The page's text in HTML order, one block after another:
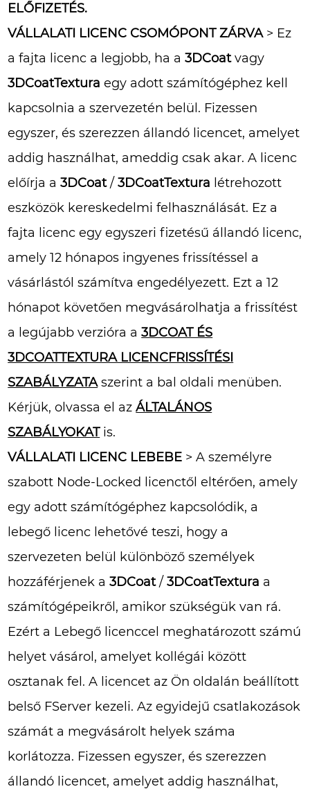
ELŐFIZETÉS.
VÁLLALATI LICENC CSOMÓPONT ZÁRVA> Ez
a fajta licenc a legjobb, ha a3DCoatvagy
3DCoatTextura egy adott számítógéphez kell
kapcsolnia a szervezetén belül. Fizessen
egyszer, és szerezzen állandó licencet, amelyet
addig használhat, ameddig csak akar. A licenc
előírja a3DCoat/3DCoatTextura létrehozott
eszközök kereskedelmi felhasználását. Ez a
fajta licenc egy egyszeri fizetésű állandó licenc,
amely 12 hónapos ingyenes frissítéssel a
vásárlástól számítva engedélyezett. Ezt a 12
hónapot követően megvásárolhatja a frissítést
a legújabb verzióra a3DCOAT ÉS
3DCOATTEXTURA LICENCFRISSÍTÉSI
SZABÁLYZATAszerint a bal oldali menüben.
Kérjük, olvassa el azÁLTALÁNOS
SZABÁLYOKATis.
VÁLLALATI LICENC LEBEBE > A személyre
szabott Node-Locked licenctől eltérően, amely
egy adott számítógéphez kapcsolódik, a
lebegő licenc lehetővé teszi, hogy a
szervezeten belül különböző személyek
hozzáférjenek a3DCoat/3DCoatTextura a
számítógépeikről, amikor szükségük van rá.
Ezért a Lebegő licenccel meghatározott számú
helyet vásárol, amelyet kollégái között
osztanak fel. A licencet az Ön oldalán beállított
belső FServer kezeli. Az egyidejű csatlakozások
számát a megvásárolt helyek száma
korlátozza. Fizessen egyszer, és szerezzen
állandó licencet, amelyet addig használhat,